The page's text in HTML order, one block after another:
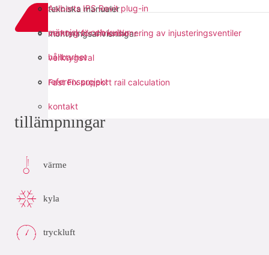
tekniska manualer
monteringsanvisningar
Aalberts IPS Revit plug-in
verktyg för dimensionering av injusteringsventiler
verktygsval
Fast Fix support rail calculation
människor och kultur
hållbarhet
referensprojekt
kontakt
dela med sig:
tillämpningar
värme
kyla
tryckluft